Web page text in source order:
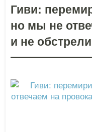
Гиви:
но мы не
и не